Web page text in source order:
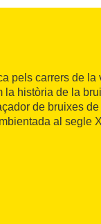
pels carrers de la
la història de la
de bruixes
al segle